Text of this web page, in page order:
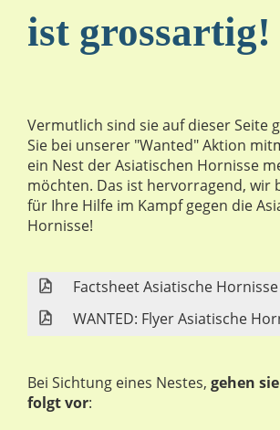
ist grossartig!
Vermutlich sind sie auf dieser Seite
Sie bei unserer "Wanted" Aktion
ein Nest der Asiatischen Hornisse
möchten. Das ist hervorragend, wir
für Ihre Hilfe im Kampf gegen die
Hornisse!
Factsheet Asiatische Hornisse
WANTED: Flyer Asiatische
Bei Sichtung eines Nestes, gehen
folgt vor: